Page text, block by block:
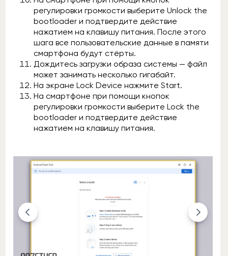
регулировки громкости выберите Unlock the
bootloader и подтвердите действие
нажатием на клавишу питания. После этого
шага все пользовательские данные в памяти
смартфона будут стёрты.
Дождитесь загрузки образа системы — файл
может занимать несколько гигабайт.
На экране Lock Device нажмите Start.
На смартфоне при помощи кнопок
регулировки громкости выберите Lock the
bootloader и подтвердите действие
нажатием на клавишу питания.